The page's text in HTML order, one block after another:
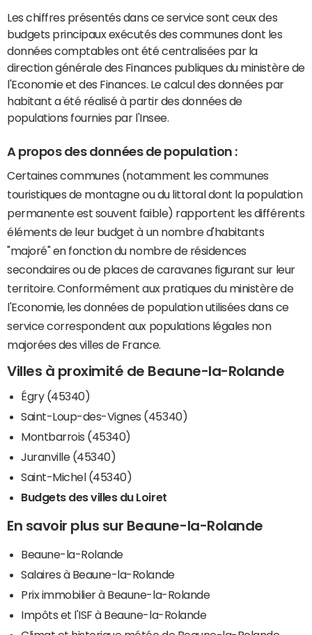
Les chiffres présentés dans ce service sont ceux des
budgets principaux exécutés des communes dont les
données comptables ont été centralisées par la
direction générale des Finances publiques du ministère de
l'Economie et des Finances. Le calcul des données par
habitant a été réalisé à partir des données de
populations fournies par l'Insee.
A propos des données de population :
Certaines communes (notamment les communes
touristiques de montagne ou du littoral dont la population
permanente est souvent faible) rapportent les différents
éléments de leur budget à un nombre d'habitants
"majoré" en fonction du nombre de résidences
secondaires ou de places de caravanes figurant sur leur
territoire. Conformément aux pratiques du ministère de
l'Economie, les données de population utilisées dans ce
service correspondent aux populations légales non
majorées des villes de France.
Villes à proximité de Beaune-la-Rolande
Égry (45340)
Saint-Loup-des-Vignes (45340)
Montbarrois (45340)
Juranville (45340)
Saint-Michel (45340)
Budgets des villes du Loiret
En savoir plus sur Beaune-la-Rolande
Beaune-la-Rolande
Salaires à Beaune-la-Rolande
Prix immobilier à Beaune-la-Rolande
Impôts et l'ISF à Beaune-la-Rolande